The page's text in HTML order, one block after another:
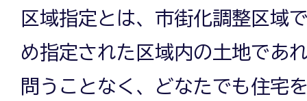
区域指定とは、市街化調整区域
め指定された区域内の土地であ
問うことなく、どなたでも住宅